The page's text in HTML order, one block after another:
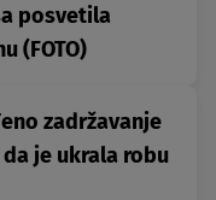
posvetila
(FOTO)
zadržavanje
je ukrala robu